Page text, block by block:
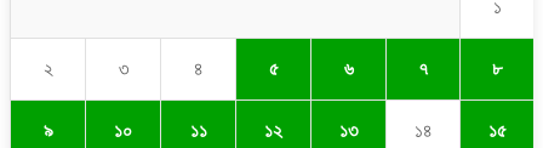
১
২ ৩ ৪ ৫ ৬ ৭ ৮
৯ ১০ ১১ ১২ ১৩ ১৪ ১৫